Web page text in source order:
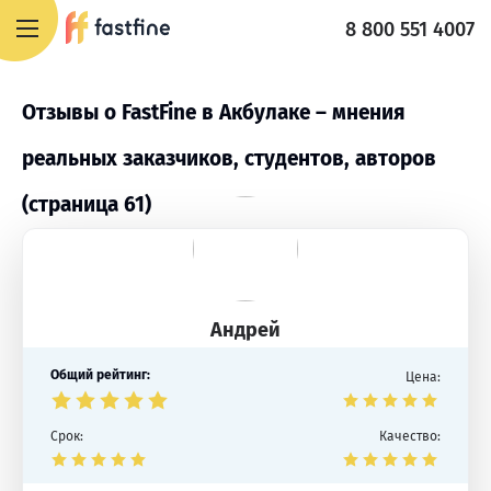
8 800 551 4007
Отзывы о FastFine в Акбулаке – мнения
реальных заказчиков, студентов, авторов
(страница 61)
Андрей
Общий рейтинг: Цена:
Срок: Качество: